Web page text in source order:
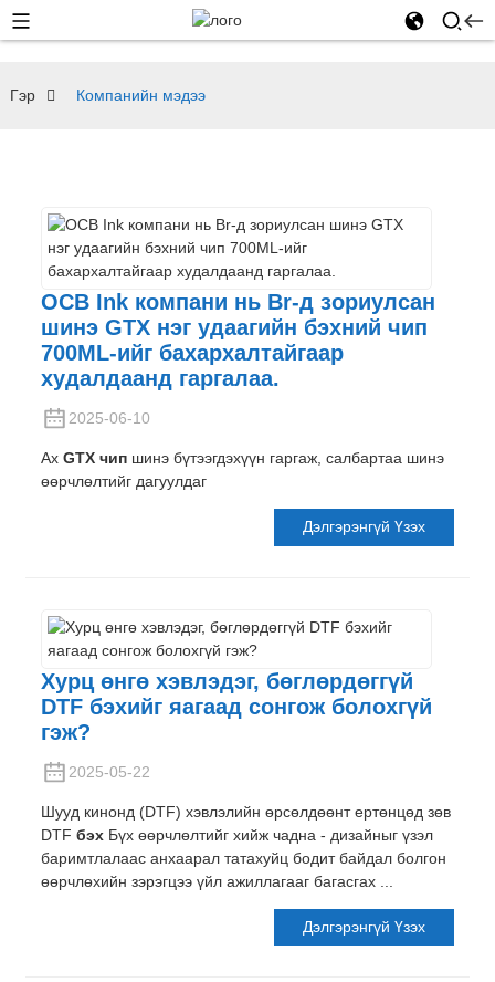
Гэр Компанийн мэдээ
OCB Ink компани нь Br-д зориулсан
шинэ GTX нэг удаагийн бэхний чип
700ML-ийг бахархалтайгаар
худалдаанд гаргалаа.
2025-06-10
Ах GTX чипшинэ бүтээгдэхүүн гаргаж, салбартаа шинэ
өөрчлөлтийг дагуулдаг
Дэлгэрэнгүй Үзэх
Хурц өнгө хэвлэдэг, бөглөрдөггүй
DTF бэхийг яагаад сонгож болохгүй
гэж?
2025-05-22
Шууд кинонд (DTF) хэвлэлийн өрсөлдөөнт ертөнцөд зөв
DTF бэхБүх өөрчлөлтийг хийж чадна - дизайныг үзэл
баримтлалаас анхаарал татахуйц бодит байдал болгон
өөрчлөхийн зэрэгцээ үйл ажиллагааг багасгах ...
Дэлгэрэнгүй Үзэх